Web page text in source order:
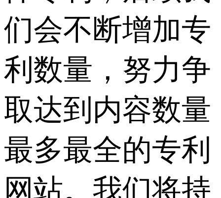
们会不断增加专
利数量，努力争
取达到内容数量
最多最全的专利
网站。我们将持